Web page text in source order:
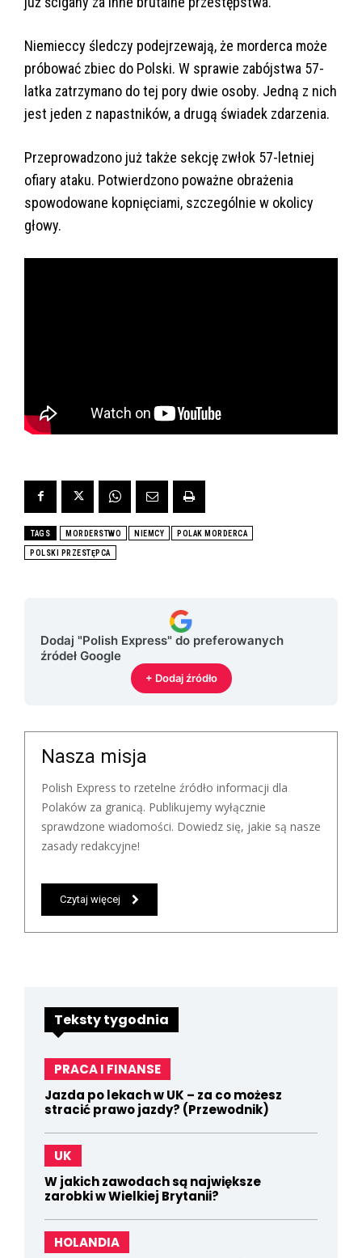
Niemieccy śledczy podejrzewają, że morderca może
próbować zbiec do Polski. W sprawie zabójstwa 57-
latka zatrzymano do tej pory dwie osoby. Jedną z nich
jest jeden z napastników, a drugą świadek zdarzenia.
Przeprowadzono już także sekcję zwłok 57-letniej
ofiary ataku. Potwierdzono poważne obrażenia
spowodowane kopnięciami, szczególnie w okolicy
głowy.
TAGS MORDERSTWO NIEMCY POLAK MORDERCA
POLSKI PRZESTĘPCA
Dodaj "Polish Express" do preferowanych
źródeł Google
+ Dodaj źródło
Nasza misja
Polish Express to rzetelne źródło informacji dla
Polaków za granicą. Publikujemy wyłącznie
sprawdzone wiadomości. Dowiedz się, jakie są nasze
zasady redakcyjne!
Czytaj więcej
Teksty tygodnia
PRACA I FINANSE
Jazda po lekach w UK – za co możesz
stracić prawo jazdy? (Przewodnik)
UK
W jakich zawodach są największe
zarobki w Wielkiej Brytanii?
HOLANDIA